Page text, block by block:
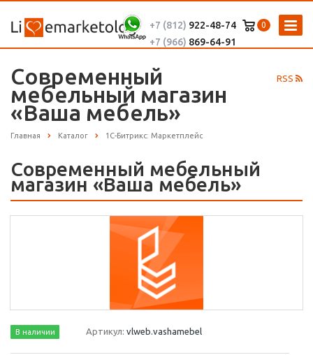
0
+7 (812) 922-48-74
+7 (966) 869-64-91
RSS
Современный
мебельный магазин
«Ваша мебель»
Главная Каталог 1С-Битрикс: Маркетплейс
Современный мебельный
магазин «Ваша мебель»
В наличии Артикул:vlweb.vashamebel